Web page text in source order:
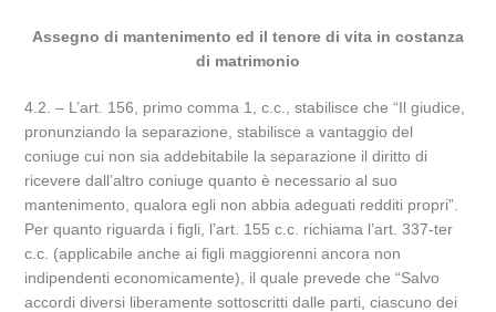
Assegno di mantenimento ed il tenore di vita in costanza
di matrimonio
4.2. – L’art. 156, primo comma 1, c.c., stabilisce che “Il giudice,
pronunziando la separazione, stabilisce a vantaggio del
coniuge cui non sia addebitabile la separazione il diritto di
ricevere dall’altro coniuge quanto è necessario al suo
mantenimento, qualora egli non abbia adeguati redditi propri”.
Per quanto riguarda i figli, l’art. 155 c.c. richiama l’art. 337-ter
c.c. (applicabile anche ai figli maggiorenni ancora non
indipendenti economicamente), il quale prevede che “Salvo
accordi diversi liberamente sottoscritti dalle parti, ciascuno dei